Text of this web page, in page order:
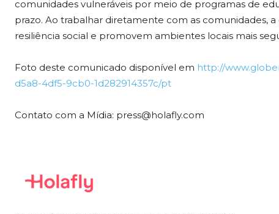
comunidades vulneráveis por meio de programas de
prazo. Ao trabalhar diretamente com as comunidades,
resiliência social e promovem ambientes locais mais
Foto deste comunicado disponível em http://
d5a8-4df5-9cb0-1d282914357c/pt
Contato com a Mídia: press@holafly.com